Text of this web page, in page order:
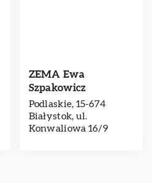
ZEMA Ewa
Szpakowicz
Podlaskie, 15-674
Białystok, ul.
Konwaliowa 16/9